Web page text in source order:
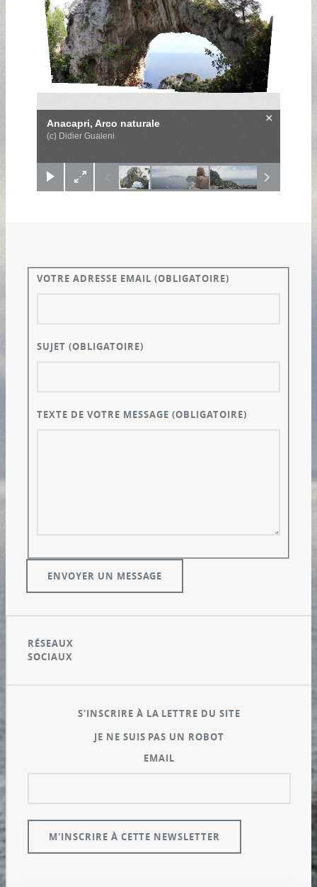
Anacapri, Arco naturale
(c) Didier Gualeni
×
VOTRE ADRESSE EMAIL(OBLIGATOIRE)
SUJET(OBLIGATOIRE)
TEXTE DE VOTRE MESSAGE(OBLIGATOIRE)
RÉSEAUX
SOCIAUX
S'INSCRIRE À LA LETTRE DU SITE
JE NE SUIS PAS UN ROBOT
EMAIL